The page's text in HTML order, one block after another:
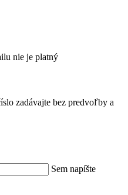
nie je platný
zadávajte bez predvoľby a
Sem napíšte